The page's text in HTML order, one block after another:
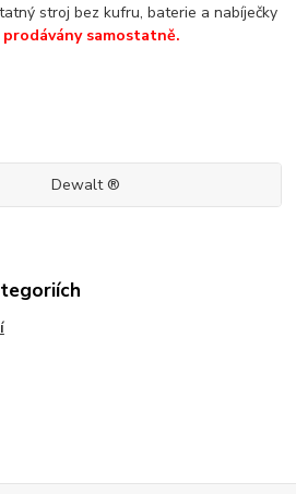
stroj bez kufru, baterie a nabíječky
samostatně.
Dewalt ®